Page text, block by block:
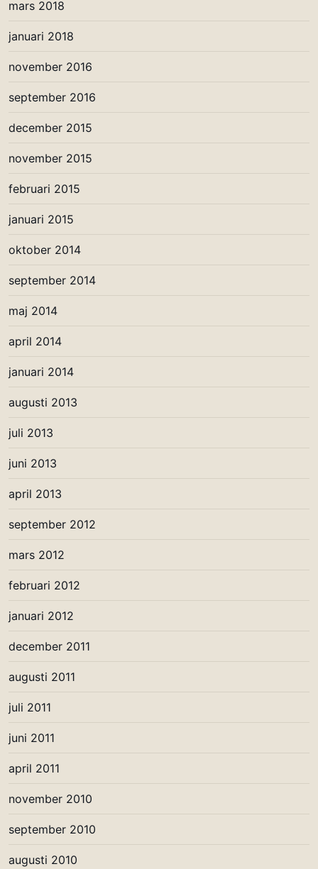
mars 2018
januari 2018
november 2016
september 2016
december 2015
november 2015
februari 2015
januari 2015
oktober 2014
september 2014
maj 2014
april 2014
januari 2014
augusti 2013
juli 2013
juni 2013
april 2013
september 2012
mars 2012
februari 2012
januari 2012
december 2011
augusti 2011
juli 2011
juni 2011
april 2011
november 2010
september 2010
augusti 2010